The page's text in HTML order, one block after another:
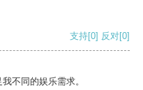
支持[0] 反对[0]
不同的娱乐需求。